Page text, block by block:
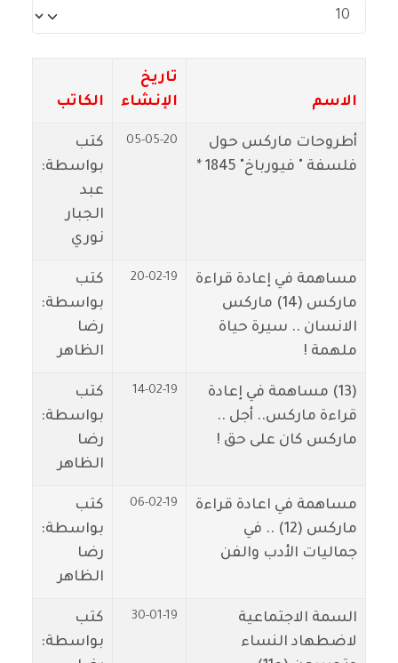
عدد الإظهارات:
الاسم
تاريخ
الإنشاء
الكاتب
أطروحات ماركس حول
فلسفة " فيورباخ" 1845 *
05-05-20
كتب
بواسطة:
عبد
الجبار
نوري
مساهمة في إعادة قراءة
ماركس (14) ماركس
الانسان .. سيرة حياة
ملهمة !
20-02-19
كتب
بواسطة:
رضا
الظاهر
(13) مساهمة في إعادة
قراءة ماركس.. أجل ..
ماركس كان على حق !
14-02-19
كتب
بواسطة:
رضا
الظاهر
مساهمة في اعادة قراءة
ماركس (12) .. في
جماليات الأدب والفن
06-02-19
كتب
بواسطة:
رضا
الظاهر
السمة الاجتماعية
لاضطهاد النساء
30-01-19
كتب
بواسطة: